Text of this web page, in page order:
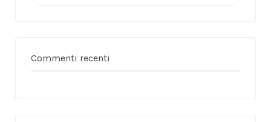
Commenti recenti